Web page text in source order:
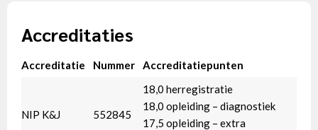
Accreditaties
Accreditatie Nummer Accreditatiepunten
NIP K&J 552845
18,0 herregistratie
18,0 opleiding – diagnostiek
17,5 opleiding – extra